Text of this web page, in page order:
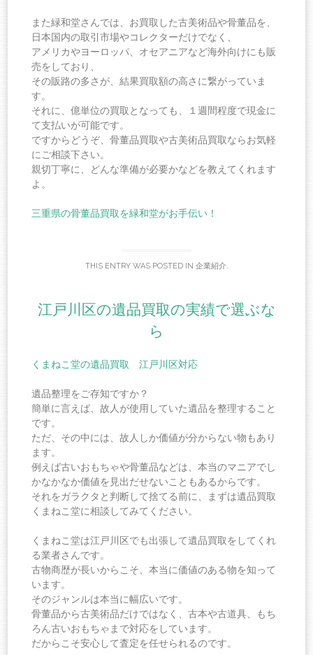
また緑和堂さんでは、お買取した古美術品や骨董品を、
日本国内の取引市場やコレクターだけでなく、
アメリカやヨーロッパ、オセアニアなど海外向けにも販
売をしており、
その販路の多さが、結果買取額の高さに繋がっていま
す。
それに、億単位の買取となっても、１週間程度で現金に
て支払いが可能です。
ですからどうぞ、骨董品買取や古美術品買取ならお気軽
にご相談下さい。
親切丁寧に、どんな準備が必要かなどを教えてくれます
よ。
三重県の骨董品買取を緑和堂がお手伝い！
THIS ENTRY WAS POSTED IN 企業紹介.
江戸川区の遺品買取の実績で選ぶな
ら
くまねこ堂の遺品買取 江戸川区対応
遺品整理をご存知ですか？
簡単に言えば、故人が使用していた遺品を整理すること
です。
ただ、その中には、故人しか価値が分からない物もあり
ます。
例えば古いおもちゃや骨董品などは、本当のマニアでし
かなかなか価値を見出だせないこともあるからです。
それをガラクタと判断して捨てる前に、まずは遺品買取
くまねこ堂に相談してみてください。
くまねこ堂は江戸川区でも出張して遺品買取をしてくれ
る業者さんです。
古物商歴が長いからこそ、本当に価値のある物を知って
います。
そのジャンルは本当に幅広いです。
骨董品から古美術品だけではなく、古本や古道具、もち
ろん古いおもちゃまで対応をしています。
だからこそ安心して査定を任せられるのです。